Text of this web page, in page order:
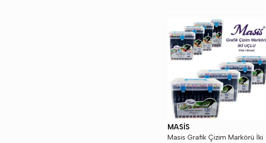
MASİS
Masis Grafik Çizim Markörü İki